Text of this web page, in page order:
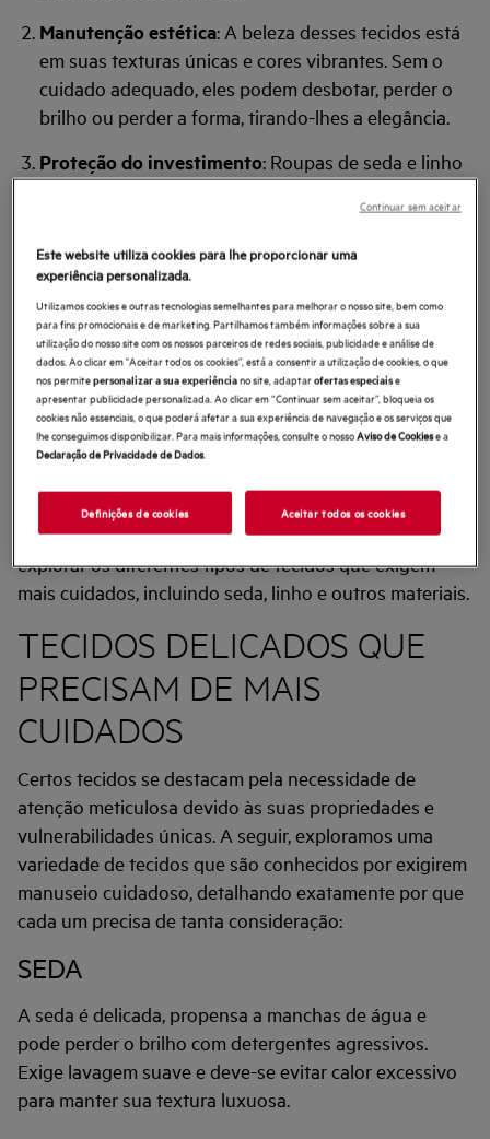
Manutenção estética: A beleza desses tecidos está
em suas texturas únicas e cores vibrantes. Sem o
cuidado adequado, eles podem desbotar, perder o
brilho ou perder a forma, tirando-lhes a elegância.
Proteção do investimento: Roupas de seda e linho
significativo. Cuidar delas corretamente garante que
esse investimento seja protegido, evitando
substituições ou reparos caros.
Impacto ambiental: Ao estender a vida útil de suas
roupas por meio de cuidados adequados, você
contribui para práticas de moda sustentáveis,
reduzindo o desperdício e a demanda por moda
rápida(McQueen et al., 2022).
integridade, mantendo-os como uma parte preciosa do
seu guarda-roupa por anos. Na próxima seção, vamos
explorar os diferentes tipos de tecidos que exigem
mais cuidados, incluindo seda, linho e outros materiais.
TECIDOS DELICADOS QUE
PRECISAM DE MAIS
CUIDADOS
Certos tecidos se destacam pela necessidade de
atenção meticulosa devido às suas propriedades e
vulnerabilidades únicas. A seguir, exploramos uma
variedade de tecidos que são conhecidos por exigirem
manuseio cuidadoso, detalhando exatamente por que
cada um precisa de tanta consideração:
SEDA
A seda é delicada, propensa a manchas de água e
pode perder o brilho com detergentes agressivos.
Exige lavagem suave e deve-se evitar calor excessivo
para manter sua textura luxuosa.
Este website utiliza cookies para lhe proporcionar uma
experiência personalizada.
Utilizamos cookies e outras tecnologias semelhantes para melhorar o nosso site, bem como
para fins promocionais e de marketing. Partilhamos também informações sobre a sua
utilização do nosso site com os nossos parceiros de redes sociais, publicidade e análise de
dados. Ao clicar em "Aceitar todos os cookies”, está a consentir a utilização de cookies, o que
nos permitepersonalizar a sua experiênciano site, adaptarofertas especiaise
apresentar publicidade personalizada. Ao clicar em “Continuar sem aceitar”, bloqueia os
cookies não essenciais, o que poderá afetar a sua experiência de navegação e os serviços que
lhe conseguimos disponibilizar. Para mais informações, consulte o nossoAviso de Cookiese a
Declaração de Privacidade de Dados.
Definições de cookies Aceitar todos os cookies
Continuar sem aceitar